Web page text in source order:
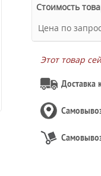
Стоимость
Цена по
Этот товар
Доставка